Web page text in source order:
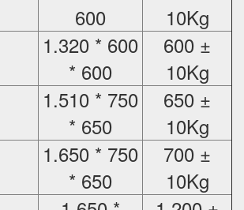
600
10Kg
1.320 * 600
* 600
600 ±
10Kg
1.510 * 750
* 650
650 ±
10Kg
1.650 * 750
* 650
700 ±
10Kg